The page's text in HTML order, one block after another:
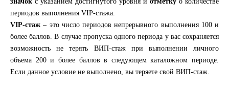
периодов выполнения VIP-стажа.
VIP-стаж – это число периодов непрерывного выполнения 100 и
более баллов. В случае пропуска одного периода у вас сохраняется
возможность не терять ВИП-стаж при выполнении личного
объема 200 и более баллов в следующем каталожном периоде.
Если данное условие не выполнено, вы теряете свой ВИП-стаж.